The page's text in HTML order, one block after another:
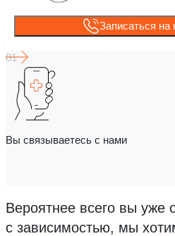
Записаться на
Вы связываетесь с нами
Вероятнее всего вы уже
с зависимостью, мы